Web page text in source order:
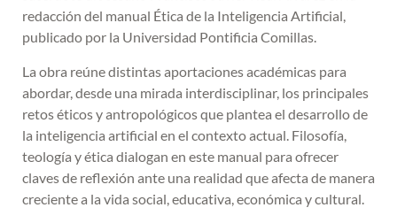
redacción del manual Ética de la Inteligencia Artificial,
publicado por la Universidad Pontificia Comillas.
La obra reúne distintas aportaciones académicas para
abordar, desde una mirada interdisciplinar, los principales
retos éticos y antropológicos que plantea el desarrollo de
la inteligencia artificial en el contexto actual. Filosofía,
teología y ética dialogan en este manual para ofrecer
claves de reflexión ante una realidad que afecta de manera
creciente a la vida social, educativa, económica y cultural.